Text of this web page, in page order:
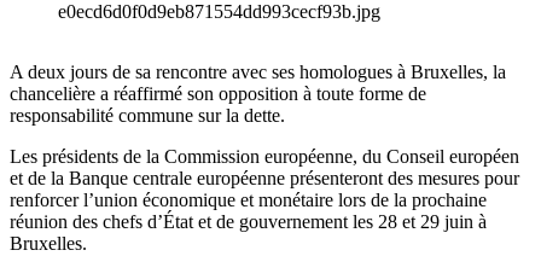
e0ecd6d0f0d9eb871554dd993cecf93b.jpg
A deux jours de sa rencontre avec ses homologues à Bruxelles, la
chancelière a réaffirmé son opposition à toute forme de
responsabilité commune sur la dette.
Les présidents de la Commission européenne, du Conseil européen
et de la Banque centrale européenne présenteront des mesures pour
renforcer l’union économique et monétaire lors de la prochaine
réunion des chefs d’État et de gouvernement les 28 et 29 juin à
Bruxelles.